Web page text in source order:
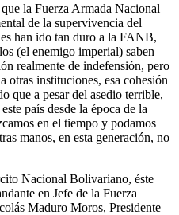
la Fuerza Armada Nacional
de la supervivencia del
han ido tan duro a la FANB,
(el enemigo imperial) saben
realmente de indefensión, pero
otras instituciones, esa cohesión
que a pesar del asedio terrible,
país desde la época de la
en el tiempo y podamos
manos, en esta generación, no
Nacional Bolivariano, éste
en Jefe de la Fuerza
Maduro Moros, Presidente